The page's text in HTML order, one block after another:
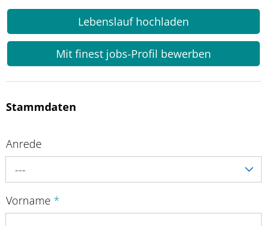
Lebenslauf hochladen
Mit finest jobs-Profil bewerben
Stammdaten
Anrede
---
Vorname *